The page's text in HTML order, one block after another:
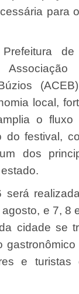
para
local,
o fluxo
do festival,
dos
será
e 7, 8
cidade se
e